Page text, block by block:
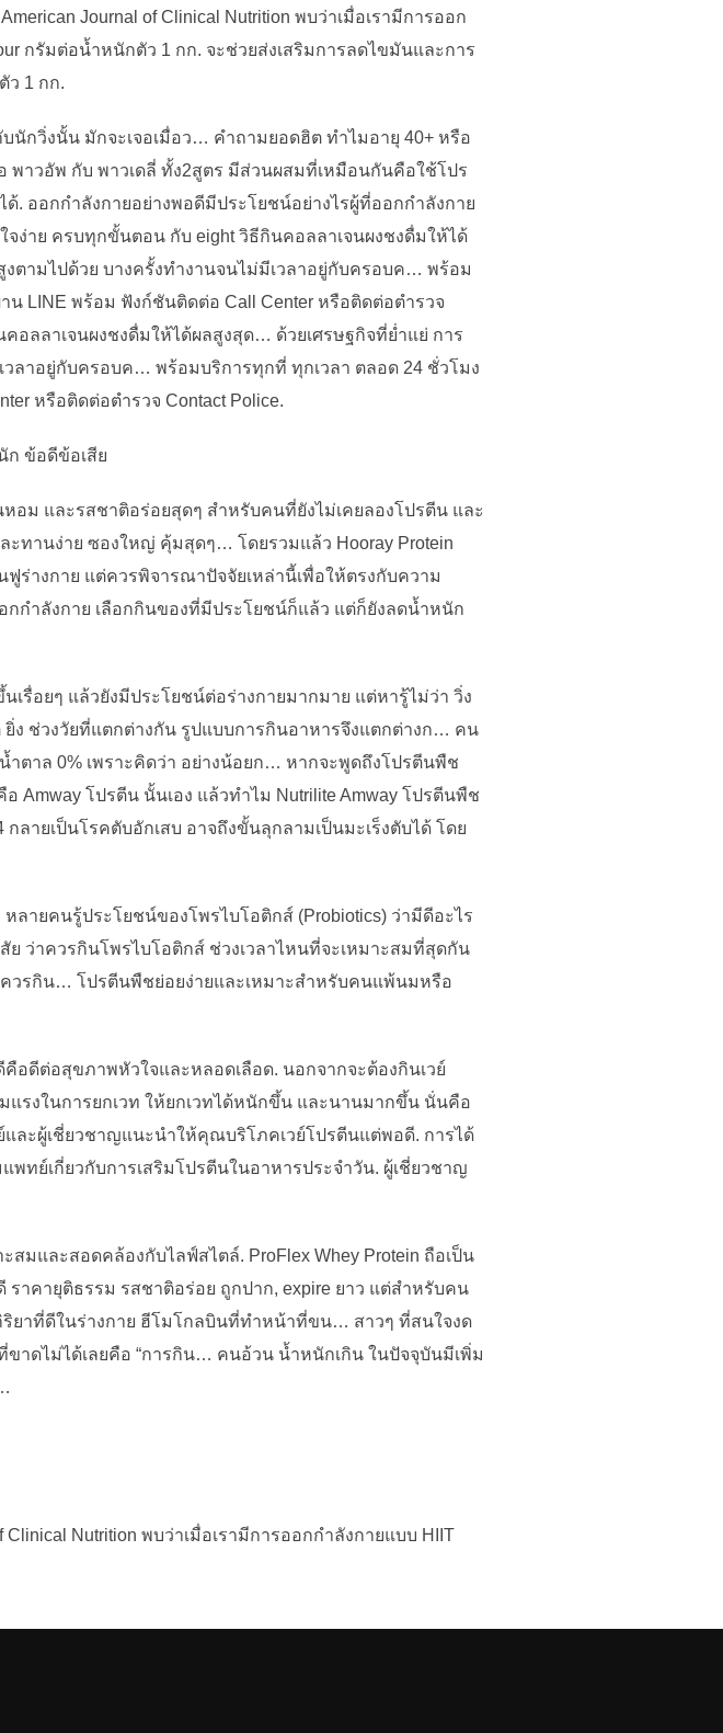
Journal of Clinical Nutrition พบว่าเมื่อเรามีการออก
กรัมต่อน้ำหนักตัว 1 กก. จะช่วยส่งเสริมการลดไขมันและการ
ว 1 กก.
นักวิ่งนั้น มักจะเจอเมื่อว… คำถามยอดฮิต ทำไมอายุ 40+ หรือ
าวอัพ กับ พาวเดลี่ ทั้ง2สูตร มีส่วนผสมที่เหมือนกันคือใช้โปร
ออกกำลังกายอย่างพอดีมีประโยชน์อย่างไรผู้ที่ออกกำลังกาย
ง่าย ครบทุกขั้นตอน กับ eight วิธีกินคอลลาเจนผงชงดื่มให้ได้
ตามไปด้วย บางครั้งทำงานจนไม่มีเวลาอยู่กับครอบค… พร้อม
น LINE พร้อม ฟังก์ชันติดต่อ Call Center หรือติดต่อตำรวจ
อลลาเจนผงชงดื่มให้ได้ผลสูงสุด… ด้วยเศรษฐกิจที่ย่ำแย่ การ
ลาอยู่กับครอบค… พร้อมบริการทุกที่ ทุกเวลา ตลอด 24 ชั่วโมง
หรือติดต่อตำรวจ Contact Police.
ม และรสชาติอร่อยสุดๆ สำหรับคนที่ยังไม่เคยลองโปรตีน และ
ะทานง่าย ซองใหญ่ คุ้มสุดๆ… โดยรวมแล้ว Hooray Protein
ร่างกาย แต่ควรพิจารณาปัจจัยเหล่านี้เพื่อให้ตรงกับความ
กำลังกาย เลือกกินของที่มีประโยชน์ก็แล้ว แต่ก็ยังลดน้ำหนัก
เรื่อยๆ แล้วยังมีประโยชน์ต่อร่างกายมากมาย แต่หารู้ไม่ว่า วิ่ง
ยิ่ง ช่วงวัยที่แตกต่างกัน รูปแบบการกินอาหารจึงแตกต่างก… คน
ตาล 0% เพราะคิดว่า อย่างน้อยก… หากจะพูดถึงโปรตีนพืช
Amway โปรตีน นั้นเอง แล้วทำไม Nutrilite Amway โปรตีนพืช
ายเป็นโรคตับอักเสบ อาจถึงขั้นลุกลามเป็นมะเร็งตับได้ โดย
ลายคนรู้ประโยชน์ของโพรไบโอติกส์ (Probiotics) ว่ามีดีอะไร
ย ว่าควรกินโพรไบโอติกส์ ช่วงเวลาไหนที่จะเหมาะสมที่สุดกัน
วรกิน… โปรตีนพืชย่อยง่ายและเหมาะสำหรับคนแพ้นมหรือ
อดีต่อสุขภาพหัวใจและหลอดเลือด. นอกจากจะต้องกินเวย์
รงในการยกเวท ให้ยกเวทได้หนักขึ้น และนานมากขึ้น นั่นคือ
และผู้เชี่ยวชาญแนะนำให้คุณบริโภคเวย์โปรตีนแต่พอดี. การได้
ทย์เกี่ยวกับการเสริมโปรตีนในอาหารประจำวัน. ผู้เชี่ยวชาญ
มและสอดคล้องกับไลฟ์สไตล์. ProFlex Whey Protein ถือเป็น
าคายุติธรรม รสชาติอร่อย ถูกปาก, expire ยาว แต่สำหรับคน
ยาที่ดีในร่างกาย ฮีโมโกลบินที่ทำหน้าที่ขน… สาวๆ ที่สนใจงด
าดไม่ได้เลยคือ “การกิน… คนอ้วน น้ำหนักเกิน ในปัจจุบันมีเพิ่ม
Nutrition พบว่าเมื่อเรามีการออกกำลังกายแบบ HIIT